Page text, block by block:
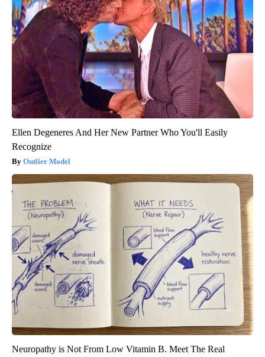
Ellen Degeneres And Her New Partner Who You'll Easily
Recognize
Outlier Model
Neuropathy is Not From Low Vitamin B. Meet The Real